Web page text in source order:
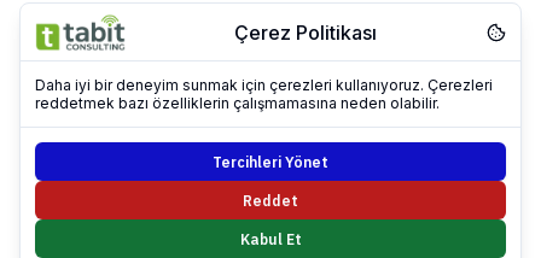
🕒 Hafta içi 09:00 – 18:00
© 2026 TABİT. Tüm hakları saklıdır.
Çerez Politikası
Daha iyi bir deneyim sunmak için çerezleri kullanıyoruz. Çerezleri
reddetmek bazı özelliklerin çalışmamasına neden olabilir.
Tercihleri Yönet
Reddet
Kabul Et